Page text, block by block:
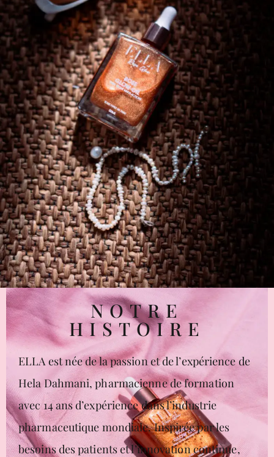
NOTRE
HISTOIRE
ELLA est née de la passion et de l’expérience de
Hela Dahmani, pharmacienne de formation
avec 14 ans d’expérience dans l’industrie
pharmaceutique mondiale. Inspirée par les
besoins des patients et l’innovation continue,